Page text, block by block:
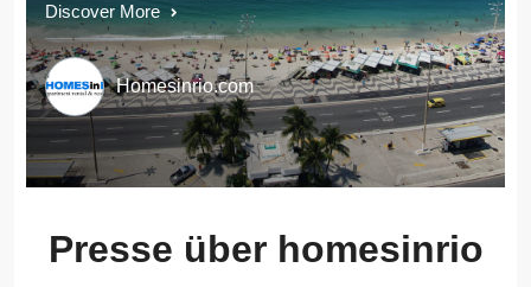
Discover More
Homesinrio.com
Presse über homesinrio